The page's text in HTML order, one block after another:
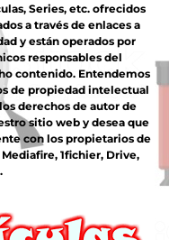
Series, etc. ofrecidos
a través de enlaces a
y están operados por
responsables del
contenido. Entendemos
de propiedad intelectual
derechos de autor de
sitio web y desea que
con los propietarios de
1fichier, Drive,